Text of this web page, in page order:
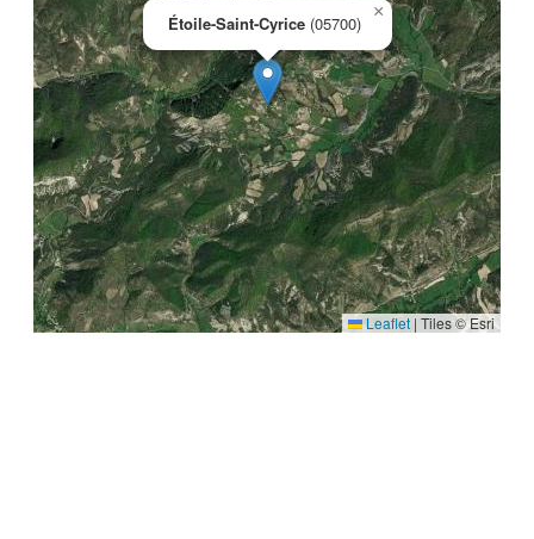
Étoile-Saint-Cyrice (05700)
×
Leaflet | Tiles © Esri